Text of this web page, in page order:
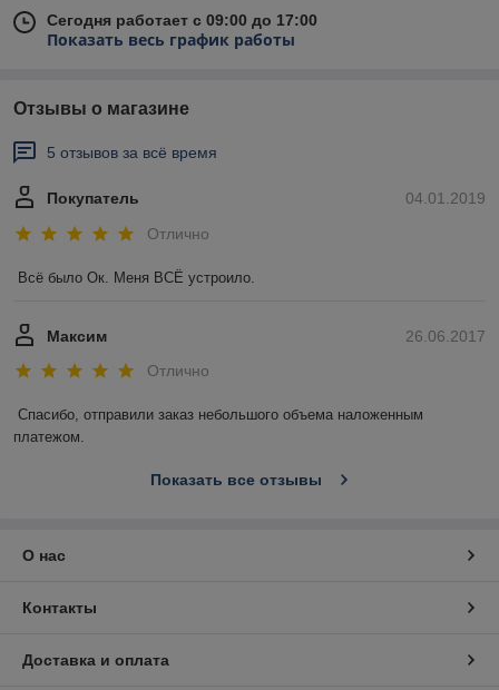
Сегодня работает с 09:00 до 17:00
Показать весь график работы
Отзывы о магазине
5 отзывов за всё время
04.01.2019
Покупатель
Отлично
Всё было Ок. Меня ВСЁ устроило.
26.06.2017
Максим
Отлично
Спасибо, отправили заказ небольшого объема наложенным
платежом.
Показать все отзывы
О нас
Контакты
Доставка и оплата